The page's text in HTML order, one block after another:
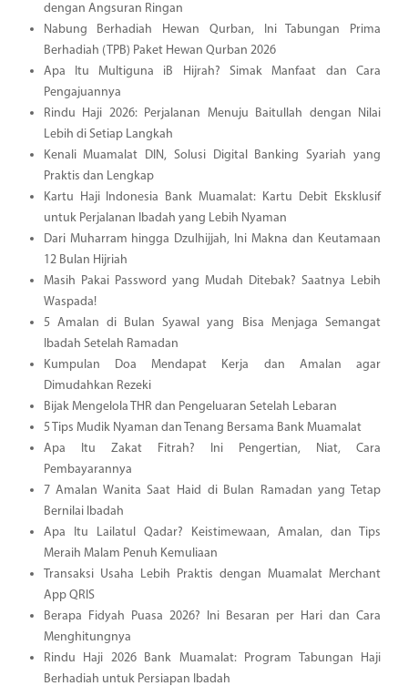
dengan Angsuran Ringan
Nabung Berhadiah Hewan Qurban, Ini Tabungan Prima
Berhadiah (TPB) Paket Hewan Qurban 2026
Apa Itu Multiguna iB Hijrah? Simak Manfaat dan Cara
Pengajuannya
Rindu Haji 2026: Perjalanan Menuju Baitullah dengan Nilai
Lebih di Setiap Langkah
Kenali Muamalat DIN, Solusi Digital Banking Syariah yang
Praktis dan Lengkap
Kartu Haji Indonesia Bank Muamalat: Kartu Debit Eksklusif
untuk Perjalanan Ibadah yang Lebih Nyaman
Dari Muharram hingga Dzulhijjah, Ini Makna dan Keutamaan
12 Bulan Hijriah
Masih Pakai Password yang Mudah Ditebak? Saatnya Lebih
Waspada!
5 Amalan di Bulan Syawal yang Bisa Menjaga Semangat
Ibadah Setelah Ramadan
Kumpulan Doa Mendapat Kerja dan Amalan agar
Dimudahkan Rezeki
Bijak Mengelola THR dan Pengeluaran Setelah Lebaran
5 Tips Mudik Nyaman dan Tenang Bersama Bank Muamalat
Apa Itu Zakat Fitrah? Ini Pengertian, Niat, Cara
Pembayarannya
7 Amalan Wanita Saat Haid di Bulan Ramadan yang Tetap
Bernilai Ibadah
Apa Itu Lailatul Qadar? Keistimewaan, Amalan, dan Tips
Meraih Malam Penuh Kemuliaan
Transaksi Usaha Lebih Praktis dengan Muamalat Merchant
App QRIS
Berapa Fidyah Puasa 2026? Ini Besaran per Hari dan Cara
Menghitungnya
Rindu Haji 2026 Bank Muamalat: Program Tabungan Haji
Berhadiah untuk Persiapan Ibadah